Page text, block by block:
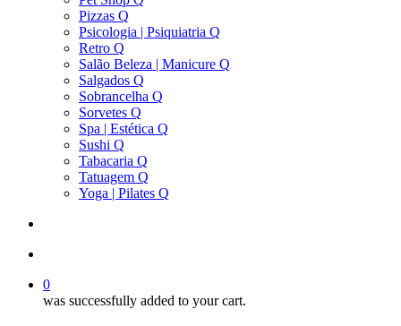
Pizzas Q
Psicologia | Psiquiatria Q
Retro Q
Salão Beleza | Manicure Q
Salgados Q
Sobrancelha Q
Sorvetes Q
Spa | Estética Q
Sushi Q
Tabacaria Q
Tatuagem Q
Yoga | Pilates Q
0
was successfully added to your cart.